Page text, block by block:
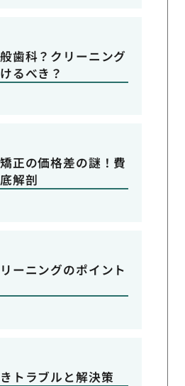
歯科？クリーニング
るべき？
正の価格差の謎！費
解剖
ーニングのポイント
トラブルと解決策